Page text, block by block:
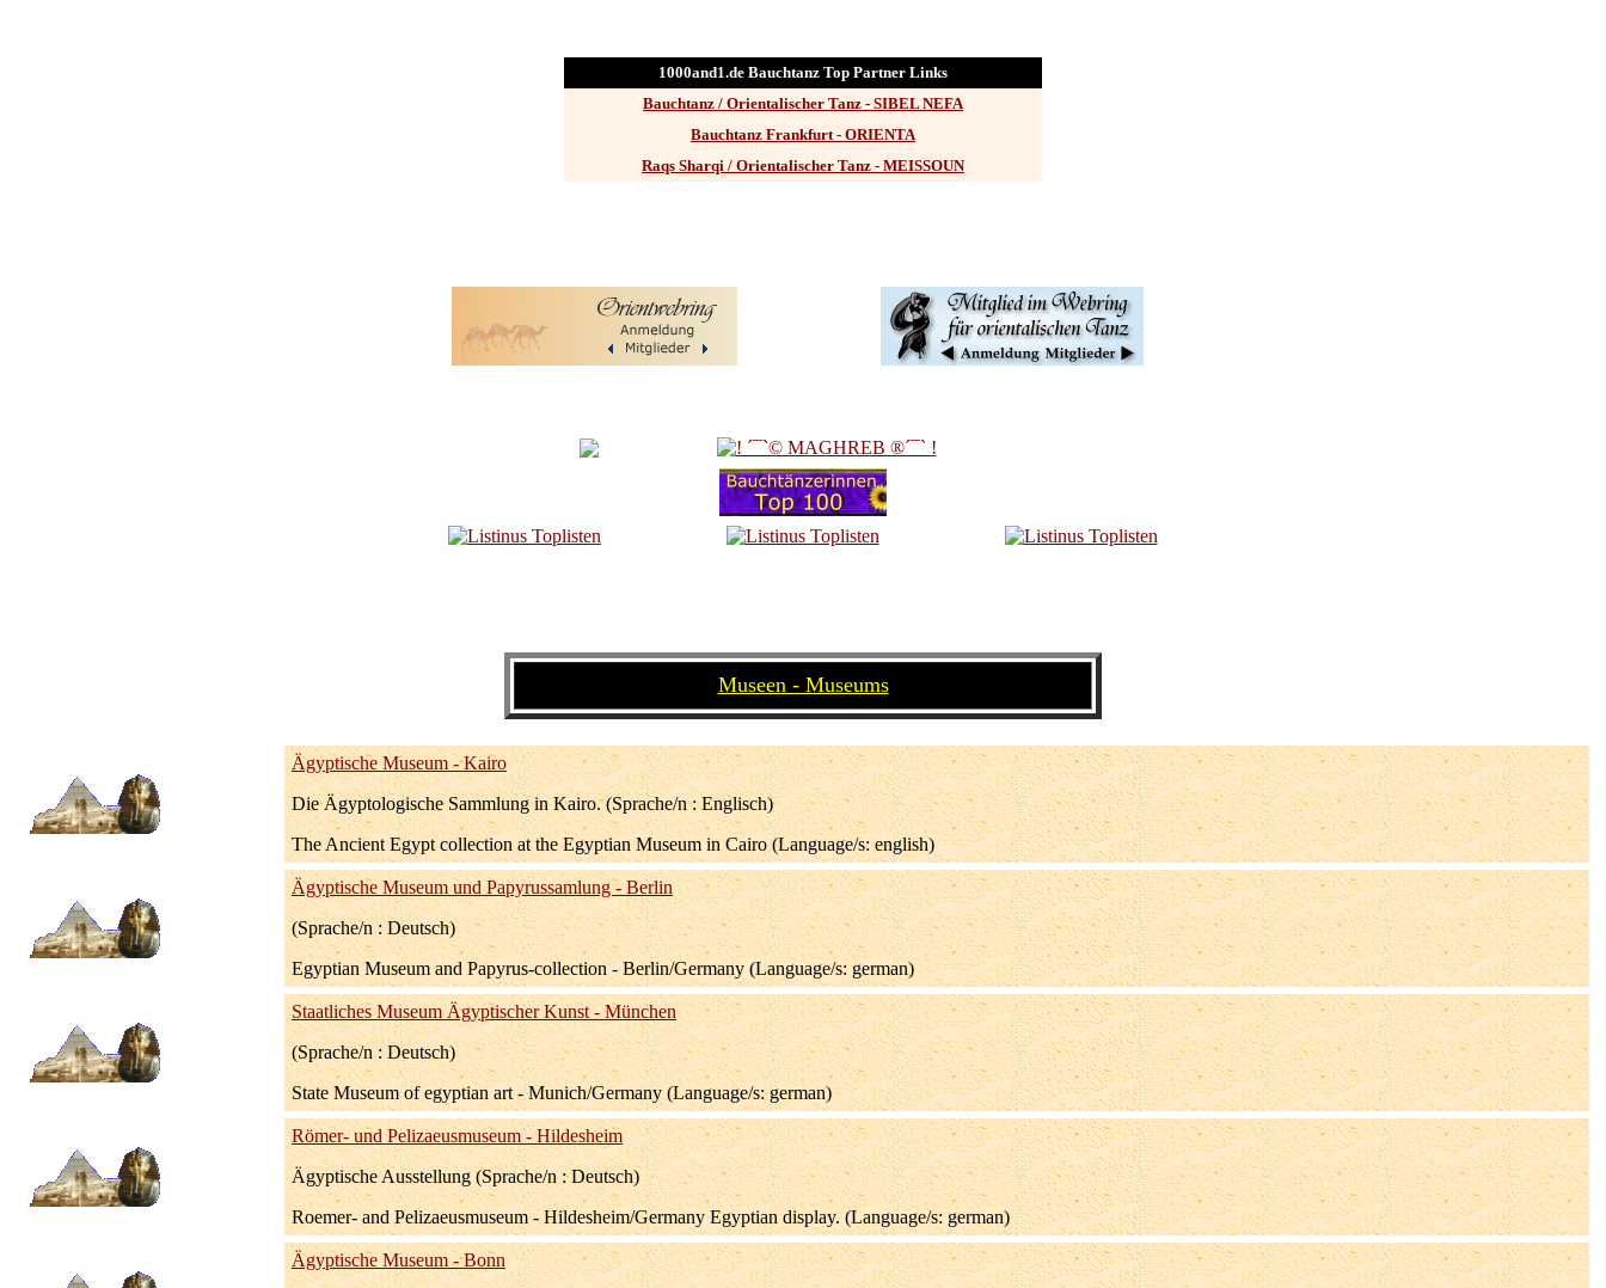
1000and1.de Bauchtanz Top Partner Links
Bauchtanz / Orientalischer Tanz - SIBEL NEFA
Bauchtanz Frankfurt - ORIENTA
Raqs Sharqi / Orientalischer Tanz - MEISSOUN
Museen - Museums
Ägyptische Museum - Kairo
Die Ägyptologische Sammlung in Kairo. (Sprache/n : Englisch)
The Ancient Egypt collection at the Egyptian Museum in Cairo (Language/s: english)
Ägyptische Museum und Papyrussamlung - Berlin
(Sprache/n : Deutsch)
Egyptian Museum and Papyrus-collection - Berlin/Germany (Language/s: german)
Staatliches Museum Ägyptischer Kunst - München
(Sprache/n : Deutsch)
State Museum of egyptian art - Munich/Germany (Language/s: german)
Römer- und Pelizaeusmuseum - Hildesheim
Ägyptische Ausstellung (Sprache/n : Deutsch)
Roemer- and Pelizaeusmuseum - Hildesheim/Germany Egyptian display. (Language/s: german)
Ägyptische Museum - Bonn